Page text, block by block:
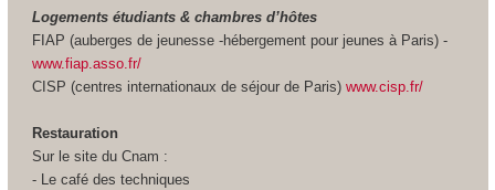
Logements étudiants & chambres d’hôtes
FIAP (auberges de jeunesse -hébergement pour jeunes à Paris) -
www.fiap.asso.fr/
CISP (centres internationaux de séjour de Paris) www.cisp.fr/
Restauration
Sur le site du Cnam :
- Le café des techniques